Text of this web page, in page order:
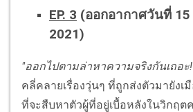
EP. 3 (ออกอากาศวันที่
2021)
"ออกไปตามล่าหาความจริงกันเถอะ
คลี่คลายเรื่องวุ่นๆ ที่ถูกส่งตัวมายังเ
ที่จะสืบหาตัวผู้ที่อยู่เบื้อหลังในวิกฤต